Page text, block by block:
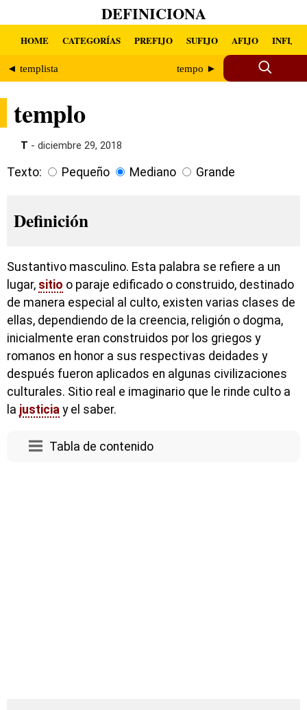
DEFINICIONA
HOME CATEGORÍAS PREFIJO SUFIJO AFIJO INFIJO
◄ templista tempo ►
templo
T - diciembre 29, 2018
Texto: Pequeño Mediano Grande
Definición
Sustantivo masculino. Esta palabra se refiere a un
lugar, sitio o paraje edificado o construido, destinado
de manera especial al culto, existen varias clases de
ellas, dependiendo de la creencia, religión o dogma,
inicialmente eran construidos por los griegos y
romanos en honor a sus respectivas deidades y
después fueron aplicados en algunas civilizaciones
culturales. Sitio real e imaginario que le rinde culto a
la justicia y el saber.
Tabla de contenido